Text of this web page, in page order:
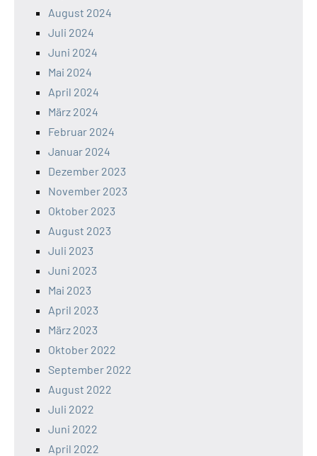
August 2024
Juli 2024
Juni 2024
Mai 2024
April 2024
März 2024
Februar 2024
Januar 2024
Dezember 2023
November 2023
Oktober 2023
August 2023
Juli 2023
Juni 2023
Mai 2023
April 2023
März 2023
Oktober 2022
September 2022
August 2022
Juli 2022
Juni 2022
April 2022